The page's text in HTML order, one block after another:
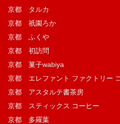
京都 タルカ
京都 祇園ろか
京都 ふくや
京都 初訪問
京都 菓子wabiya
京都 エレファント ファクトリー
京都 アスタルテ書茶房
京都 スティックス コーヒー
京都 多羅葉